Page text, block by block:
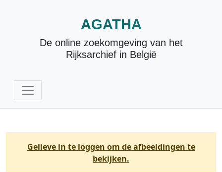
AGATHA
De online zoekomgeving van het
Rijksarchief in België
Gelieve in te loggen om de afbeeldingen te
bekijken.